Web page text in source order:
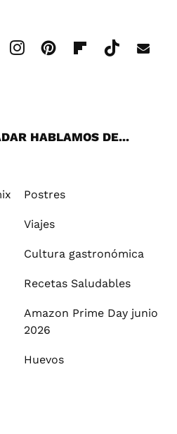
HABLAMOS DE...
Postres
Viajes
Cultura gastronómica
Recetas Saludables
Amazon Prime Day junio
2026
Huevos